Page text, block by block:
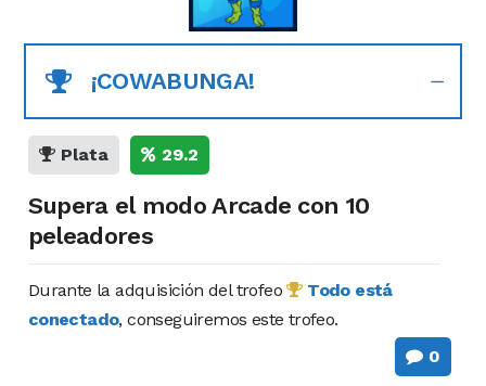
¡COWABUNGA!
Plata 29.2
Supera el modo Arcade con 10
peleadores
Durante la adquisición del trofeo
Todo está
conectado, conseguiremos este trofeo.
0